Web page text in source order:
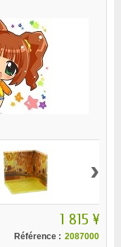
›
1 815 ¥
Référence : 2087000